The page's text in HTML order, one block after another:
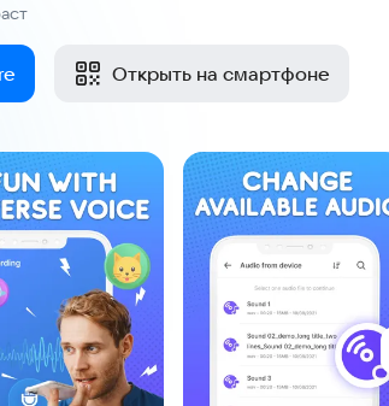
Открыть на смартфоне